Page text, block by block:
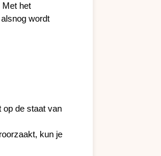
Met het
wordt
op de staat van
kun je